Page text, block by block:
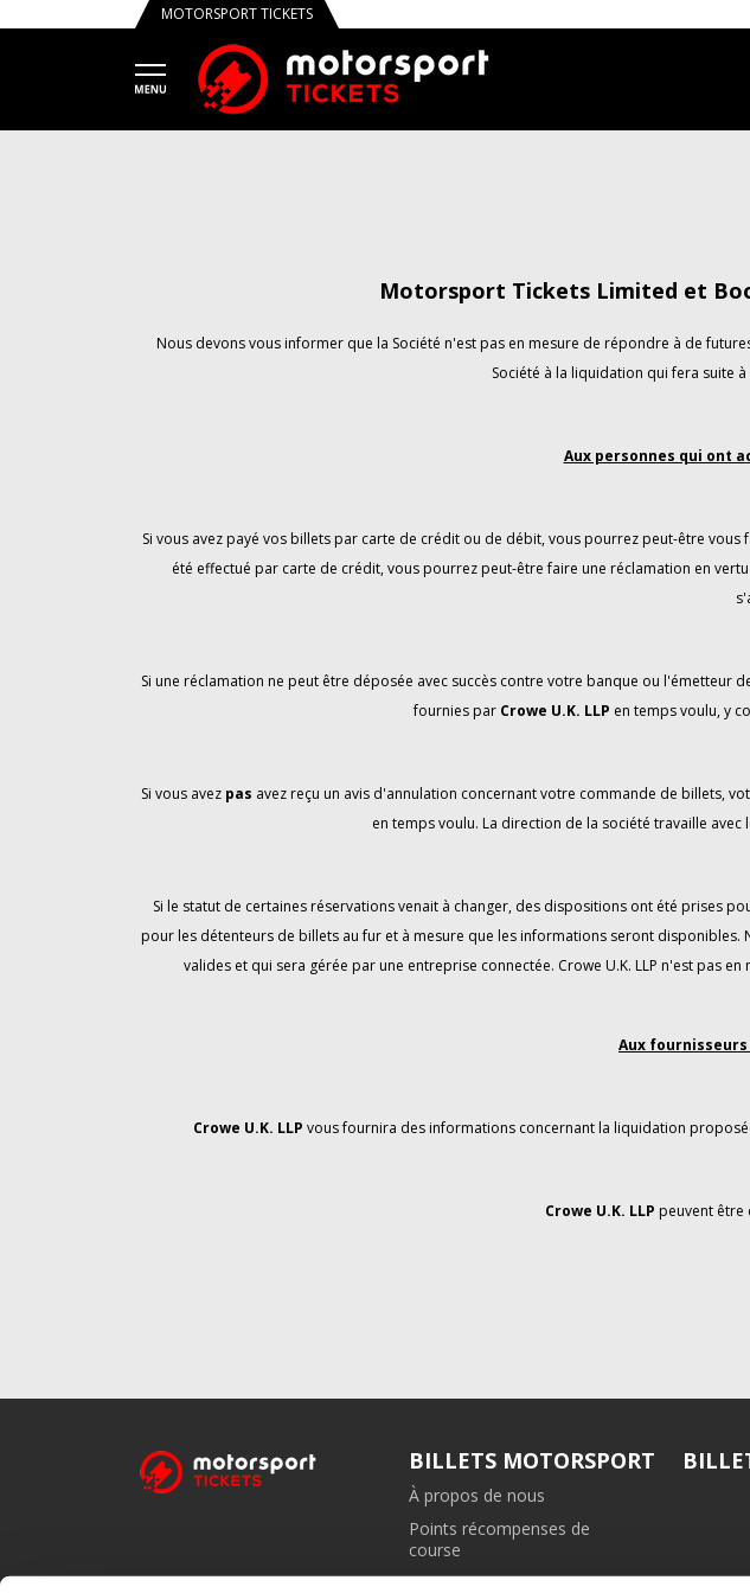
MOTORSPORT TICKETS
Motorsport Tickets Limited et
Nous devons vous informer que la Société n'est pas en mesure de répondre à de
Société à la liquidation qui fera suite
Aux personnes qui ont
Si vous avez payé vos billets par carte de crédit ou de débit, vous pourrez peut-être
été effectué par carte de crédit, vous pourrez peut-être faire une réclamation en
Si une réclamation ne peut être déposée avec succès contre votre banque ou
fournies par Crowe U.K. LLP en temps voulu, y
Si vous avez pas avez reçu un avis d'annulation concernant votre commande de billets,
en temps voulu. La direction de la société travaille
Si le statut de certaines réservations venait à changer, des dispositions ont été prises
pour les détenteurs de billets au fur et à mesure que les informations seront
valides et qui sera gérée par une entreprise connectée. Crowe U.K. LLP n'est pas
Aux
Crowe U.K. LLP vous fournira des informations concernant la liquidation
Crowe U.K. LLP peuvent être
BILLETS MOTORSPORT
À propos de nous
Points récompenses de
course
Programme d'affiliation